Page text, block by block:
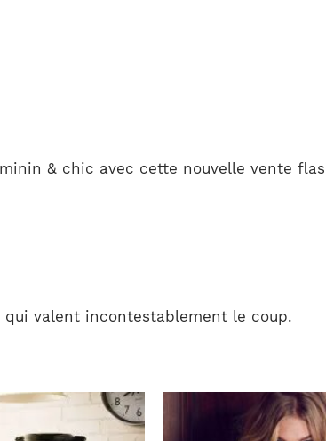
& chic avec cette nouvelle vente
valent incontestablement le coup.